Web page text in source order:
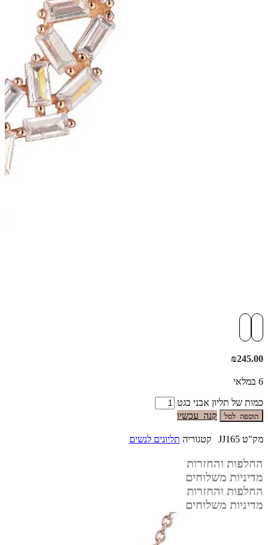
₪245.00
6 במלאי
כמות של תליון אבני בגט
הוספה לסל קנה עכשיו
מק"ט JJ165 קטגוריה תליונים לנשים
החלפות והחזרות
מדיניות משלוחים
החלפות והחזרות
מדיניות משלוחים